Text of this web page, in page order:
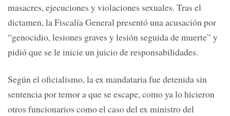
masacres, ejecuciones y violaciones sexuales. Tras el
dictamen, la Fiscalía General presentó una acusación por
“genocidio, lesiones graves y lesión seguida de muerte” y
pidió que se le inicie un juicio de responsabilidades.
Según el oficialismo, la ex mandataria fue detenida sin
sentencia por temor a que se escape, como ya lo hicieron
otros funcionarios como el caso del ex ministro del